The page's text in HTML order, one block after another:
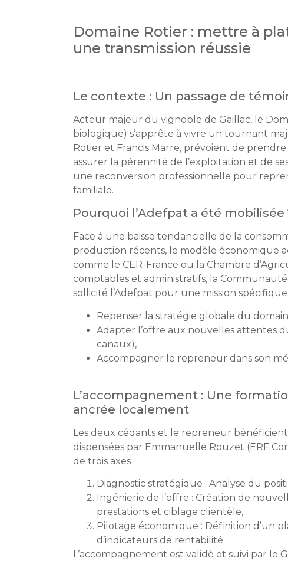
Domaine Rotier : mettre à
une transmission réussie
Le contexte : Un passage de
Acteur majeur du vignoble de Gaillac, le
biologique) s’apprête à vivre un tournant
Rotier et Francis Marre, prévoient de
assurer la pérennité de l’exploitation et de
une reconversion professionnelle pour
familiale.
Pourquoi l’Adefpat a été mobilisée
Face à une baisse tendancielle de la
production récents, le modèle économique
comme le CER-France ou la Chambre
comptables et administratifs, la
sollicité l’Adefpat pour une mission spécifique
Repenser la stratégie globale du
Adapter l’offre aux nouvelles attentes
canaux),
Accompagner le repreneur dans son
L’accompagnement : Une
ancrée localement
Les deux cédants et le repreneur
dispensées par Emmanuelle Rouzet (ERF
de trois axes :
Diagnostic stratégique : Analyse du
Ingénierie de l’offre : Création de
prestations et ciblage clientèle,
Pilotage économique : Définition d’un
d’indicateurs de rentabilité.
L’accompagnement est validé et suivi par le